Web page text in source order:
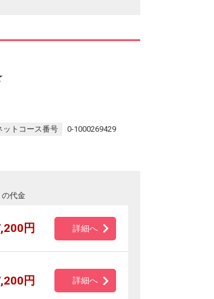
ットコース番号 0-1000269429
代金
円 詳細へ
円 詳細へ